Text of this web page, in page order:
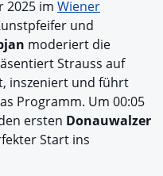
2025 im Wiener
und
moderiert die
Strauss auf
inszeniert und führt
Programm. Um 00:05
ersten Donauwalzer
Start ins